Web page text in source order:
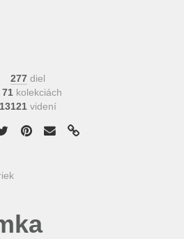
277 diel
71kolekciách
13121 videní